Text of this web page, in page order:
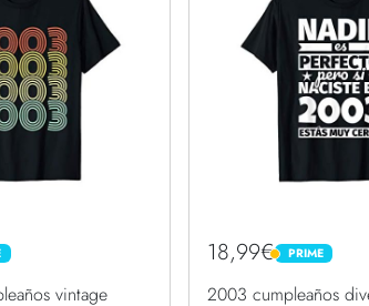
vintage
18,99€ PRIME
PRIME
2003 cumpleaños